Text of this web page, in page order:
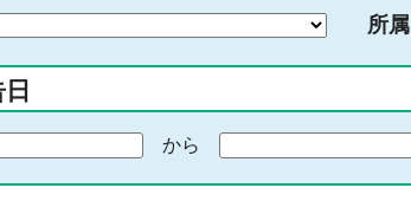
入
力
所属
から